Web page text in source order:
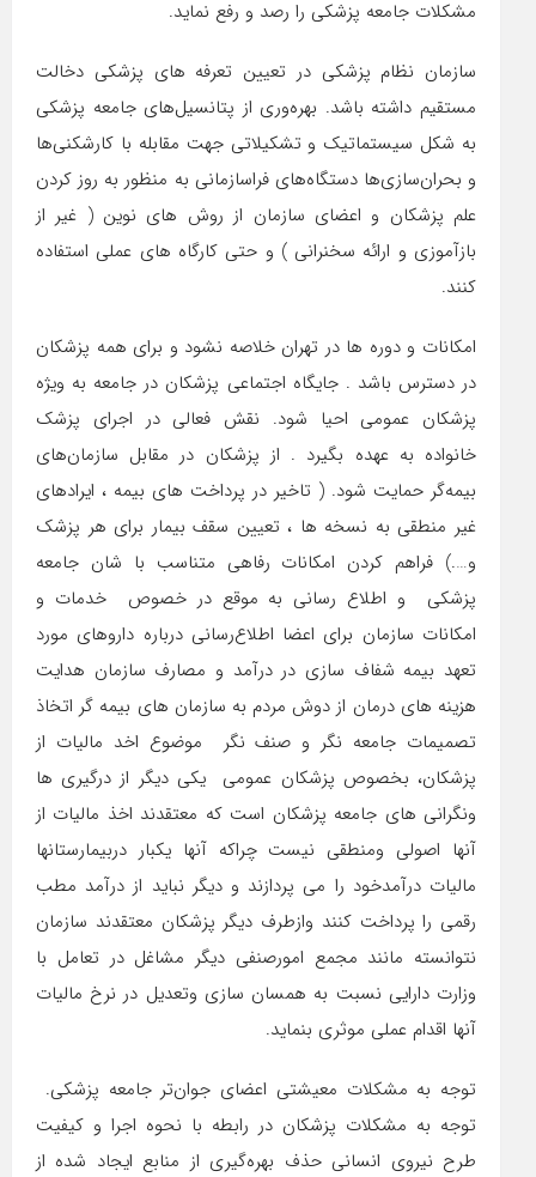
مشکلات جامعه پزشکی را رصد و رفع نماید.
سازمان نظام پزشکی در تعیین تعرفه های پزشکی دخالت
مستقیم داشته باشد. بهر‌ه‌وری از پتانسیل‌های جامعه پزشکی
به شکل سیستماتیک و تشکیلاتی جهت مقابله با کارشکنی‌ها
و بحران‌سازی‌ها دستگاه‌های فراسازمانی به منظور به روز کردن
علم پزشکان و اعضای سازمان از روش های نوین ( غیر از
بازآموزی و ارائه سخنرانی ) و حتی کارگاه های عملی استفاده
کنند.
امکانات و دوره ها در تهران خلاصه نشود و برای همه پزشکان
در دسترس باشد . جایگاه اجتماعی پزشکان در جامعه به ویژه
پزشکان عمومی احیا شود. نقش فعالی در اجرای پزشک
خانواده به عهده بگیرد . از پزشکان در مقابل سازمان‌های
بیمه‌گر حمایت شود. ( تاخیر در پرداخت های بیمه ، ایرادهای
غیر منطقی به نسخه ها ، تعیین سقف بیمار برای هر پزشک
و….) فراهم کردن امکانات رفاهی متناسب با شان جامعه
پزشکی و اطلاع رسانی به موقع در خصوص خدمات و
امکانات سازمان برای اعضا اطلاع‌رسانی درباره داروهای مورد
تعهد بیمه شفاف سازی در درآمد و مصارف سازمان هدایت
هزینه های درمان از دوش مردم به سازمان های بیمه گر اتخاذ
تصمیمات جامعه نگر و صنف نگر موضوع اخد مالیات از
پزشکان، بخصوص پزشکان عمومی یکی دیگر از درگیری ها
ونگرانی های جامعه پزشکان است که معتقدند اخذ مالیات از
آنها اصولی ومنطقی نیست چراکه آنها یکبار دربیمارستانها
مالیات درآمدخود را می پردازند و دیگر نباید از درآمد مطب
رقمی را پرداخت کنند وازطرف دیگر پزشکان معتقدند سازمان
نتوانسته مانند مجمع امورصنفی دیگر مشاغل در تعامل با
وزارت دارایی نسبت به همسان سازی وتعدیل در نرخ مالیات
آنها اقدام عملی موثری بنماید.
توجه به مشکلات معیشتی اعضای جوان‌تر جامعه پزشکی.
توجه به ‌مشکلات پزشکان در رابطه با نحوه اجرا و کیفیت
طرح نیروی انسانی حذف بهره‌گیری از منابع ایجاد شده از